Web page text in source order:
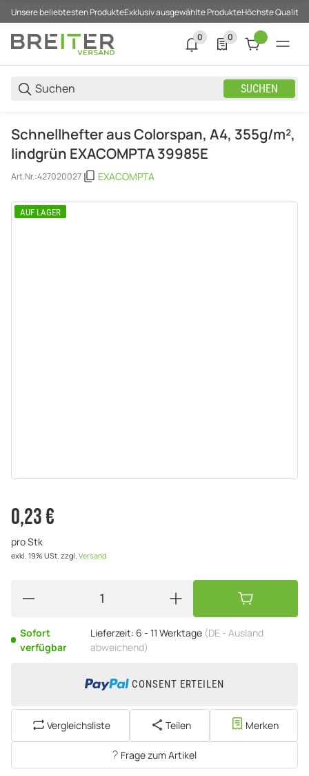
Unsere beliebtesten ProdukteExklusiv ausgewählte ProdukteHöchste Qualität
SUCHEN
0
0 neue Notifizierungen
0
0 Produkte in der
EXACOMPTA
Schnellhefter aus Colorspan, A4, 355g/m²,
lindgrün EXACOMPTA 39985E
Art.Nr.:427020027
AUF LAGER
0,23 €
pro Stk
exkl. 19% USt. zzgl. Versand
Sofort
verfügbar
Lieferzeit: 6 - 11 Werktage (DE - Ausland
abweichend)
CONSENT ERTEILEN
Vergleichsliste Teilen Merken
Frage zum Artikel